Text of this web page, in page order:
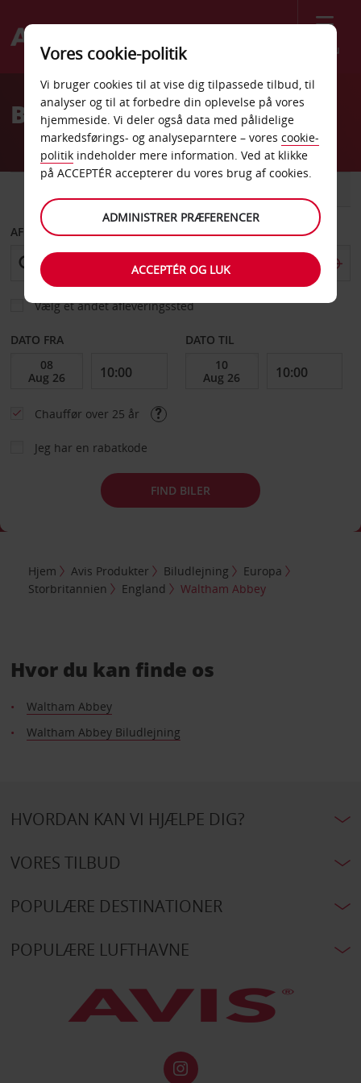
Menu
Welcome
AvisBilleje Waltham Abbey
AFHENT FRA
Vælg et andet afleveringssted
DATO FRA DATO TIL
Chauffør over 25 år
Jeg har en rabatkode
FIND BILER
Hjem Avis Produkter Biludlejning
Europa
Storbritannien
England Waltham Abbey
Hvor du kan finde os
Waltham Abbey
Waltham Abbey Biludlejning
HVORDAN KAN VI HJÆLPE DIG?
VORES TILBUD
POPULÆRE DESTINATIONER
POPULÆRE LUFTHAVNE
Vores cookie-politik
Vi bruger cookies til at vise dig tilpassede tilbud, til
analyser og til at forbedre din oplevelse på vores
hjemmeside. Vi deler også data med pålidelige
markedsførings- og analyseparntere – vores cookie-
politik indeholder mere information. Ved at klikke
på ACCEPTÉR accepterer du vores brug af cookies.
ADMINISTRER PRÆFERENCER
ACCEPTÉR OG LUK